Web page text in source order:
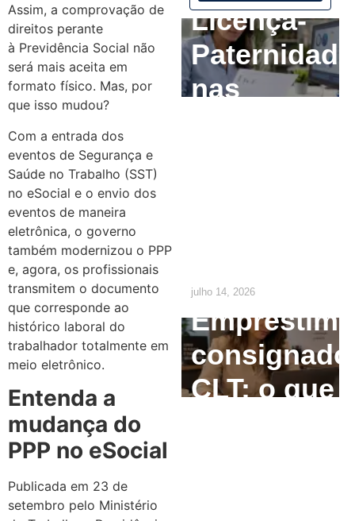
Assim, a comprovação de
direitos perante
à Previdência Social não
será mais aceita em
formato físico. Mas, por
que isso mudou?
Com a entrada dos
eventos de Segurança e
Saúde no Trabalho (SST)
no eSocial e o envio dos
eventos de maneira
eletrônica, o governo
também modernizou o PPP
e, agora, os profissionais
transmitem o documento
que corresponde ao
histórico laboral do
trabalhador totalmente em
meio eletrônico.
Entenda a
mudança do
PPP no eSocial
Publicada em 23 de
setembro pelo Ministério
Licença-
Paternidade
nas
julho 14, 2026
Empréstimo
consignado
CLT: o que